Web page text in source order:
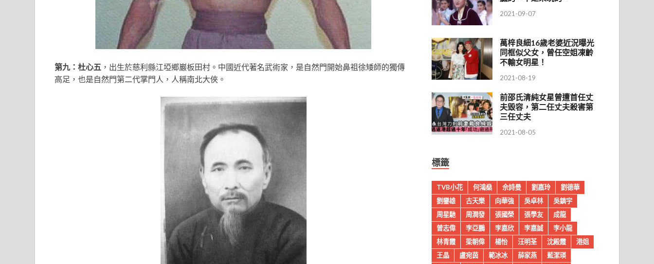
第九：杜心五 ，出生於慈利縣江埡鄉巖板田村。中國近代著名武術家，是自然門開始鼻祖徐矮師的獨傳
高足，也是自然門第二代掌門人，人稱南北大俠。
2021-09-07
萬梓良細16歲老婆近況曝光
同框似父女，曾任空姐凍齡
不輸女明星！
2021-08-19
前邵氏清純女星曾遭首任丈
夫毀容，第二任丈夫殺害第
三任丈夫
2021-08-05
標籤
TVB小花 何鴻燊 佘詩曼 劉嘉玲
劉德華
劉鑾雄
古天樂 向華強 吳卓林
吳鎮宇
周星馳
周潤發 張國榮 張學友
成龍
曾志偉
李亞鵬 李嘉欣 李嘉誠
李小龍
林青霞
梁朝偉 楊怡 汪明荃 沈殿霞
港姐
王晶
盧宛茵 範冰冰 薛家燕
藍潔瑛